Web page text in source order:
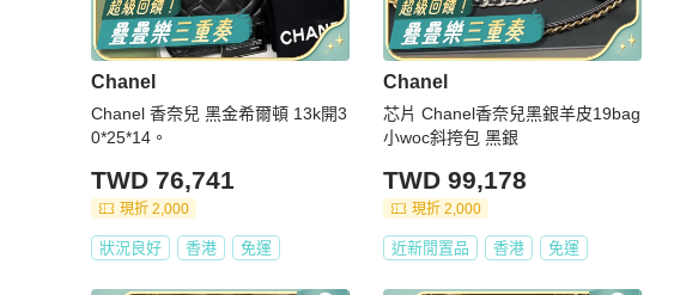
Chanel
Chanel 香奈兒 黑金希爾頓 13k開3
0*25*14。
TWD 76,741
現折 2,000
狀況良好 香港 免運
Chanel
芯片 Chanel香奈兒黑銀羊皮19bag
小woc斜挎包 黑銀
TWD 99,178
現折 2,000
近新閒置品 香港 免運